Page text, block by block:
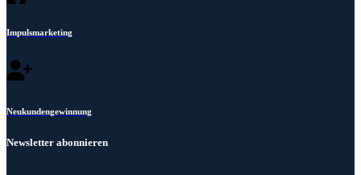
Impulsmarketing
Neukundengewinnung
Newsletter abonnieren